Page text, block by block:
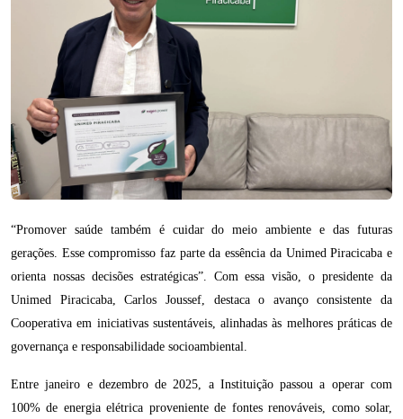
“Promover saúde também é cuidar do meio ambiente e das futuras
gerações. Esse compromisso faz parte da essência da Unimed Piracicaba e
orienta nossas decisões estratégicas”. Com essa visão, o presidente da
Unimed Piracicaba, Carlos Joussef, destaca o avanço consistente da
Cooperativa em iniciativas sustentáveis, alinhadas às melhores práticas de
governança e responsabilidade socioambiental.
Entre janeiro e dezembro de 2025, a Instituição passou a operar com
100% de energia elétrica proveniente de fontes renováveis, como solar,